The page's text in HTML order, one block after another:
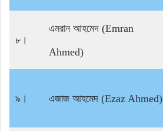
৮।
এমরান আহমেদ (Emran
Ahmed)
৯। এজাজ আহমেদ (Ezaz Ahmed)